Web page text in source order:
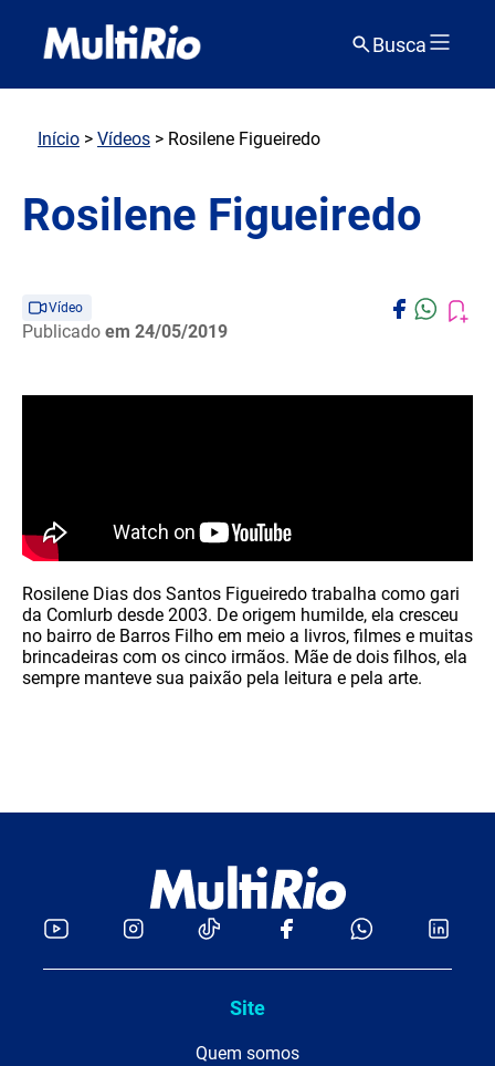
Busca
Início > Vídeos > Rosilene Figueiredo
Rosilene Figueiredo
Vídeo
Publicado em 24/05/2019
Rosilene Dias dos Santos Figueiredo trabalha como gari
da Comlurb desde 2003. De origem humilde, ela cresceu
no bairro de Barros Filho em meio a livros, filmes e muitas
brincadeiras com os cinco irmãos. Mãe de dois filhos, ela
sempre manteve sua paixão pela leitura e pela arte.
Site
Quem somos